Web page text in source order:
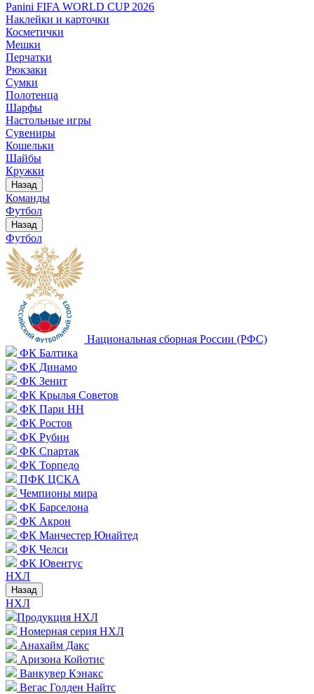
Panini FIFA WORLD CUP 2026
Наклейки и карточки
Косметички
Мешки
Перчатки
Рюкзаки
Сумки
Полотенца
Шарфы
Настольные игры
Сувениры
Кошельки
Шайбы
Кружки
Назад
Команды
Футбол
Назад
Футбол
Национальная сборная России (РФС)
ФК Балтика
ФК Динамо
ФК Зенит
ФК Крылья Советов
ФК Пари НН
ФК Ростов
ФК Рубин
ФК Спартак
ФК Торпедо
ПФК ЦСКА
Чемпионы мира
ФК Барселона
ФК Акрон
ФК Манчестер Юнайтед
ФК Челси
ФК Ювентус
НХЛ
Назад
НХЛ
Продукция НХЛ
Номерная серия НХЛ
Анахайм Дакс
Аризона Койотис
Ванкувер Кэнакс
Вегас Голден Найтс